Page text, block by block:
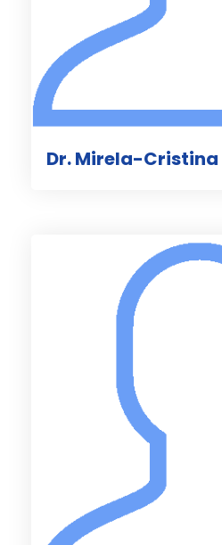
Dr. Mirela-